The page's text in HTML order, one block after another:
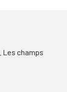
Les champs